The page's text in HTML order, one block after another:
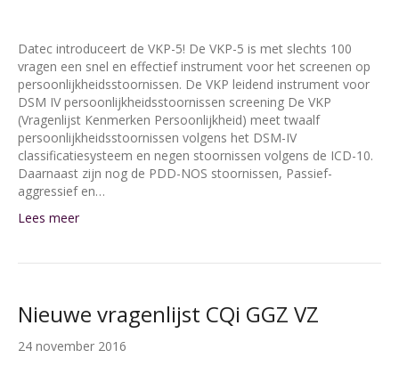
Datec introduceert de VKP-5! De VKP-5 is met slechts 100
vragen een snel en effectief instrument voor het screenen op
persoonlijkheidsstoornissen. De VKP leidend instrument voor
DSM IV persoonlijkheidsstoornissen screening De VKP
(Vragenlijst Kenmerken Persoonlijkheid) meet twaalf
persoonlijkheidsstoornissen volgens het DSM-IV
classificatiesysteem en negen stoornissen volgens de ICD-10.
Daarnaast zijn nog de PDD-NOS stoornissen, Passief-
aggressief en…
Lees meer
Nieuwe vragenlijst CQi GGZ VZ
24 november 2016